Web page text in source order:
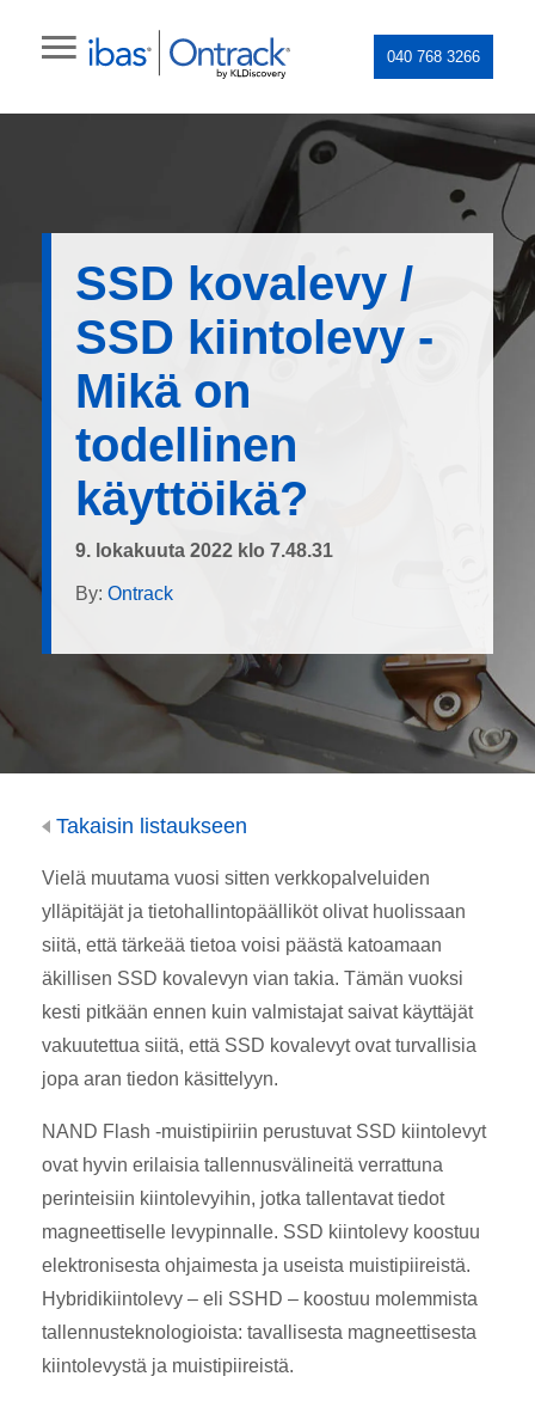
040 768 3266
SSD kovalevy /
SSD kiintolevy -
Mikä on
todellinen
käyttöikä?
9. lokakuuta 2022 klo 7.48.31
By: Ontrack
Takaisin listaukseen
Vielä muutama vuosi sitten verkkopalveluiden
ylläpitäjät ja tietohallintopäälliköt olivat huolissaan
siitä, että tärkeää tietoa voisi päästä katoamaan
äkillisen SSD kovalevyn vian takia. Tämän vuoksi
kesti pitkään ennen kuin valmistajat saivat käyttäjät
vakuutettua siitä, että SSD kovalevyt ovat turvallisia
jopa aran tiedon käsittelyyn.
NAND Flash -muistipiiriin perustuvat SSD kiintolevyt
ovat hyvin erilaisia tallennusvälineitä verrattuna
perinteisiin kiintolevyihin, jotka tallentavat tiedot
magneettiselle levypinnalle. SSD kiintolevy koostuu
elektronisesta ohjaimesta ja useista muistipiireistä.
Hybridikiintolevy – eli SSHD – koostuu molemmista
tallennusteknologioista: tavallisesta magneettisesta
kiintolevystä ja muistipiireistä.